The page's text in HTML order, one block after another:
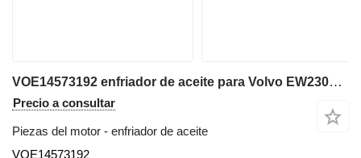
VOE14573192 enfriador de aceite para Volvo EW230C excavadora
Precio a consultar
Piezas del motor - enfriador de aceite
VOE14573192